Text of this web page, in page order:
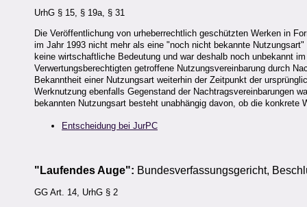
UrhG § 15, § 19a, § 31
Die Veröffentlichung von urheberrechtlich geschützten Werken in
im Jahr 1993 nicht mehr als eine "noch nicht bekannte
keine wirtschaftliche Bedeutung und war deshalb noch unbekannt
Verwertungsberechtigten getroffene Nutzungsvereinbarung durch
Bekanntheit einer Nutzungsart weiterhin der Zeitpunkt der
Werknutzung ebenfalls Gegenstand der Nachtragsvereinbarungen
bekannten Nutzungsart besteht unabhängig davon, ob die
Entscheidung bei JurPC
"Laufendes Auge": Bundesverfassungsgericht,
GG Art. 14, UrhG § 2